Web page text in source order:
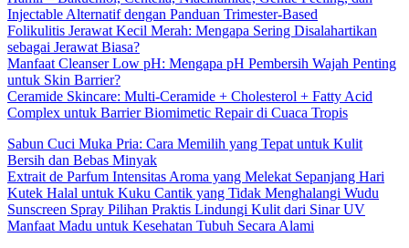
Injectable Alternatif dengan Panduan Trimester-Based
Folikulitis Jerawat Kecil Merah: Mengapa Sering Disalahartikan
sebagai Jerawat Biasa?
Manfaat Cleanser Low pH: Mengapa pH Pembersih Wajah Penting
untuk Skin Barrier?
Ceramide Skincare: Multi-Ceramide + Cholesterol + Fatty Acid
Complex untuk Barrier Biomimetic Repair di Cuaca Tropis
Sabun Cuci Muka Pria: Cara Memilih yang Tepat untuk Kulit
Bersih dan Bebas Minyak
Extrait de Parfum Intensitas Aroma yang Melekat Sepanjang Hari
Kutek Halal untuk Kuku Cantik yang Tidak Menghalangi Wudu
Sunscreen Spray Pilihan Praktis Lindungi Kulit dari Sinar UV
Manfaat Madu untuk Kesehatan Tubuh Secara Alami